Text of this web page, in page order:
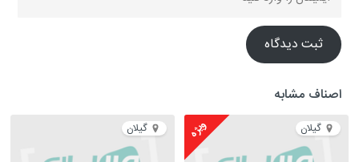
ثبت دیدگاه
اصناف مشابه
گیلان ویژه گیلان